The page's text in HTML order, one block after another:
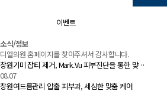
이벤트
소식/정보 | 창원 피부과 디엘의원
소식/정보
디엘의원 홈페이지를 찾아주셔서 감사합니다.
창원기미 잡티 제거, Mark.Vu 피부진단을 통한 맞…
08.07
창원여드름관리 압출 피부과, 세심한 맞춤 케어